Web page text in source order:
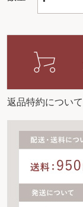
返品特約について